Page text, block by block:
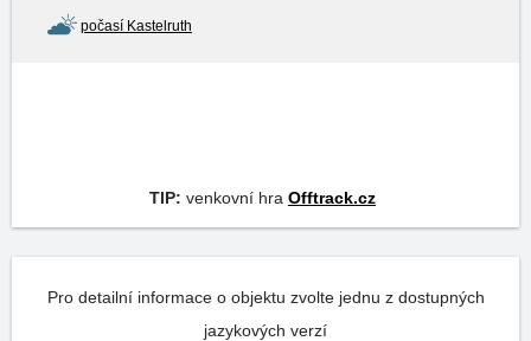
počasí Kastelruth
TIP: venkovní hra Offtrack.cz
Pro detailní informace o objektu zvolte jednu z dostupných
jazykových verzí